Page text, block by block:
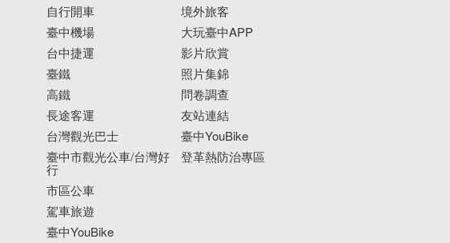
自行開車
臺中機場
台中捷運
臺鐵
高鐵
長途客運
台灣觀光巴士
臺中市觀光公車/台灣好
行
市區公車
駕車旅遊
臺中YouBike
境外旅客
大玩臺中APP
影片欣賞
照片集錦
問卷調查
友站連結
臺中YouBike
登革熱防治專區